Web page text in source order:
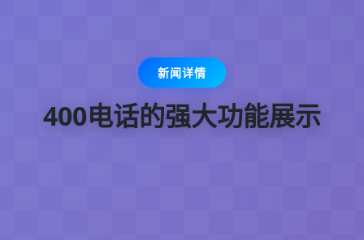
新闻详情
400电话的强大功能展示